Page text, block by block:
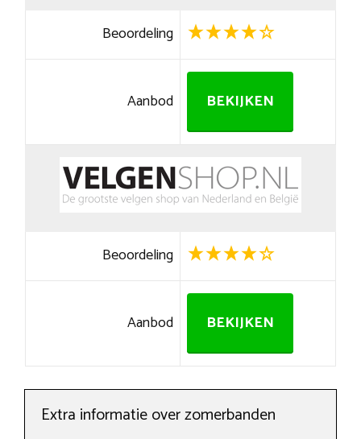
Beoordeling
Aanbod BEKIJKEN
Beoordeling
Aanbod BEKIJKEN
Extra informatie over zomerbanden